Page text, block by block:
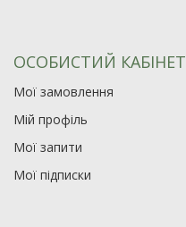
ОСОБИСТИЙ КАБІНЕТ
Мої замовлення
Мій профіль
Мої запити
Мої підписки